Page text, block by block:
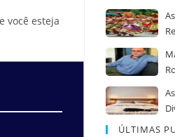
você esteja
ÚLTIMAS